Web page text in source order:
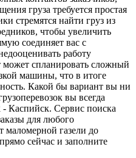
груза требуется простая
стремятся найти груз из
чтобы увеличить
соединяет вас с
работу
спланировать сложный
машины, что в итоге
Какой бы вариант вы ни
вы всегда
Каспийск. Сервис поиска
для любого
маломерной газели до
сейчас и заполните